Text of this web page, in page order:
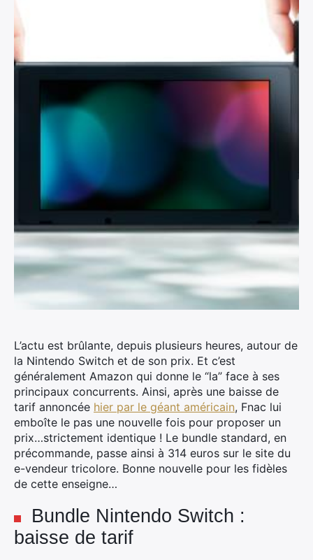
L’actu est brûlante, depuis plusieurs heures, autour de
la Nintendo Switch et de son prix. Et c’est
généralement Amazon qui donne le “la” face à ses
principaux concurrents. Ainsi, après une baisse de
tarif annoncée hier par le géant américain, Fnac lui
emboîte le pas une nouvelle fois pour proposer un
prix…strictement identique ! Le bundle standard, en
précommande, passe ainsi à 314 euros sur le site du
e-vendeur tricolore. Bonne nouvelle pour les fidèles
de cette enseigne…
Bundle Nintendo Switch :
baisse de tarif